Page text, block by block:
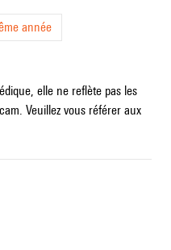
année
elle ne reflète pas les
Veuillez vous référer aux